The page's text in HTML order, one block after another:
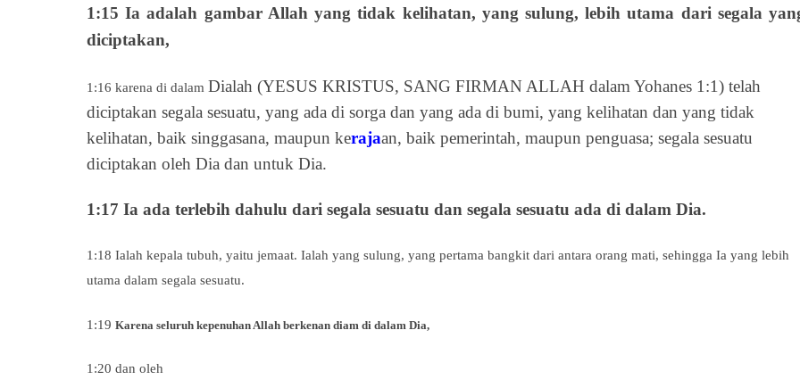
1:15 Ia adalah gambar Allah yang tidak kelihatan, yang sulung, lebih utama dari segala
diciptakan,
1:16 karena di dalam Dialah (YESUS KRISTUS, SANG FIRMAN ALLAH dalam Yohanes 1:1) telah
diciptakan segala sesuatu, yang ada di sorga dan yang ada di bumi, yang kelihatan dan yang tidak
kelihatan, baik singgasana, maupun kerajaan, baik pemerintah, maupun penguasa; segala sesuatu
diciptakan oleh Dia dan untuk Dia.
1:17 Ia ada terlebih dahulu dari segala sesuatu dan segala sesuatu ada di dalam Dia.
1:18 Ialah kepala tubuh, yaitu jemaat. Ialah yang sulung, yang pertama bangkit dari antara orang mati, sehingga Ia yang lebih
utama dalam segala sesuatu.
1:19 Karena seluruh kepenuhan Allah berkenan diam di dalam Dia,
1:20 dan oleh